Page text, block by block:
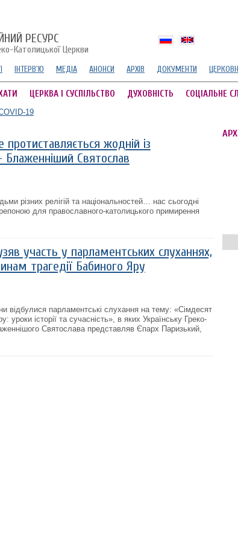
РЕСУРС
Католицької Церкви
ІНТЕРВ'Ю МЕДІА АНОНСИ АРХІВ ДОКУМЕНТИ
ЦЕРКВА І СУСПІЛЬСТВО ДУХОВНІСТЬ СОЦІАЛЬНЕ
19
жодній із
Святослав
різних релігій та національностей… нас сьогодні
для православного-католицького примирення
участь у парламентських слуханнях,
трагедії Бабиного Яру
відбулися парламентські слухання на тему: «Сімдесят
уроки історії та сучасність», в яких Українську Греко-
Святослава представляв Єпарх Паризький,